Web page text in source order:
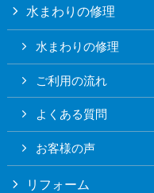
水まわりの修理
水まわりの修理
ご利用の流れ
よくある質問
お客様の声
リフォーム